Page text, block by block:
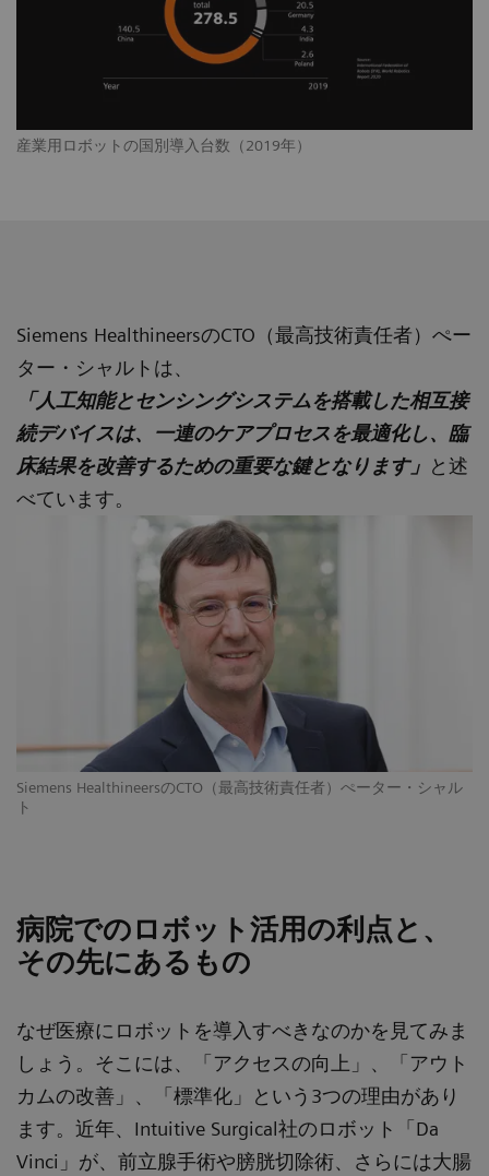
産業用ロボットの国別導入台数（2019年）
Siemens HealthineersのCTO（最高技術責任者）ぺーター・シャル
ト
Siemens HealthineersのCTO（最高技術責任者）ぺー
ター・シャルトは、
「人工知能とセンシングシステムを搭載した相互接
続デバイスは、一連のケアプロセスを最適化し、臨
床結果を改善するための重要な鍵となります」 と述
べています。
病院でのロボット活用の利点と、
その先にあるもの
なぜ医療にロボットを導入すべきなのかを見てみま
しょう。そこには、「アクセスの向上」、「アウト
カムの改善」、「標準化」という3つの理由があり
ます。近年、Intuitive Surgical社のロボット「Da
Vinci」が、前立腺手術や膀胱切除術、さらには大腸